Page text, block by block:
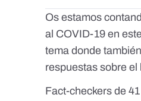
Os estamos
al COVID-19 en
tema donde
respuestas sobre
Fact-checkers de